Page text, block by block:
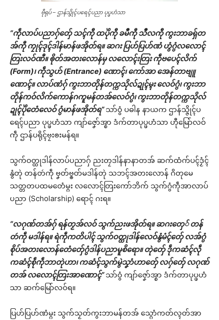
ဗီုရုပ် – ဌာန်သ္ဇိုၚ်ပရေၚ်ပညာ ပုပ္ဖဟံသာ
“ကဵုလာပ်ပညာဂှ်တှ်ေ သၚ်ကီု ထပိုဲကီု ခမဳကီု သဳလကီု ကွးဘာခရှ်တ
အ်ကီု ကၠုၚ်ဒုၚ်ဒါန်မာန်ဖအိုတ်ရ။ ဆဂး ပြဟ်ပြဟ်ဏံ ဟွံဂွံလလောၚ်
တြးလဝ်ဏီ။ ၜိုတ်အတးလောန်မှ လလောၚ်းတြး ကဵုဗပေၚ်လိက်
(Form)၊ ကဵုသွဟ် (Entrance) ဏောၚ်၊ ကော်အာ အေန်တာဗျူ
ဏောၚ်။ လာပ်ဏံဂှ် ကွးဘာတိုန်တက္ကသိုလ်ဍုၚ်မ္ၚး လေဝ်ဂွံ၊ ကွးဘာ
တိုန်ကဝ်လိက်ကောန်ဂကူမန်တအ်လေဝ်ဂွံ၊ ကွးဘာတိုန်တက္ကသိုလ်
ဍုၚ်ပိုဲတေံလေဝ် ဂွံမာန်ဖအိုတ်ရ”သာ်ဝွံ ပဓါန နာယက ဌာန်သ္ဇိုၚ်ပ
ရေၚ်ပညာ ပုပ္ဖဟံသာ ကျာ်ဇၞော်အ္စာ ဒံက်တာပုပ္ဖဟံသာ ဟီုမြော်လဝ်
ကဵု ဌာန်ပရိုၚ်ဗၠးၜးမန်ရ။
သွက်ဝတ္ထုဒါန်လာပ်ပညာဂှ် ညးတၠဒါန်နာနာတအ် ဆက်ထံက်ပၚ်ဒၟံၚ်
နွံတုဲ တန်တဴကဵု ဗၞတ်ဗ္ၜတ်မဒါန်တုဲ သဘၚ်အတးလောန် ဂိတုမေ
သတ္တတပထမတေံမ္ဂး လလောၚ်တြးကော်ဘိက် သွက်ဂွံကဵုအာလာပ်
ပညာ (Scholarship) ရောၚ် ဂးရ။
“လဂုဏ်တအ်ဂှ် ရန်တၟအ်လဝ် သွက်ညးဖအိုတ်ရ။ ဆဂးတှေ် တန်
တဴကဵု မဒါန်ရ။ ရဲကဵုကတိပါၚ် သွက်ဝတ္ထုဒါန်လေဝ်နွံမံၚ်တှ်ေ လအ်ဂွံ
စိုပ်အတးလောန်တေံတှ်ေဂွံဒါန်ပညာမူစိရော။ တုဲတှ်ေ ဒဵုကဆံၚ်လဵု
ကဆံၚ်စဵုကဵုဘာတုဲဟာ၊ ကဆံၚ်သွက်မွဲသၞာံဟာတှ်ေ လဂှ်တှ်ေ လဂုဏ်
တအ် လလောၚ်တြးအာဏောၚ်”သာ်ဝွံ ကျာ်ဇၞော်အ္စာ ဒံက်တာပုပ္ဖဟံ
သာ ဆက်မြော်လဝ်ရ။
ပြဟ်ပြဟ်ဏံမ္ဂး သွက်သၟတ်ကွးဘာမန်တအ် သ္ဂောံကတ်လ္ၚတ်အာ